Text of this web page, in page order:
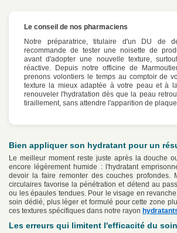
Le conseil de nos pharmaciens
Notre préparatrice, titulaire d'un DU de
recommande de tester une noisette de
avant d'adopter une nouvelle texture,
réactive. Depuis notre officine de
prenons volontiers le temps au comptoir de
texture la mieux adaptée à votre peau et à
renouveler l'hydratation dès que la peau
tiraillement, sans attendre l'apparition de
Bien appliquer son hydratant pour un
Le meilleur moment reste juste après la douche
encore légèrement humide : l'hydratant
devoir la faire remonter des couches profondes.
circulaires favorise la pénétration et détend au
ou les épaules tendues. Pour le visage en
soin dédié, plus léger et formulé pour cette zone
ces textures spécifiques dans notre rayon
Les erreurs qui limitent l'efficacité du soin